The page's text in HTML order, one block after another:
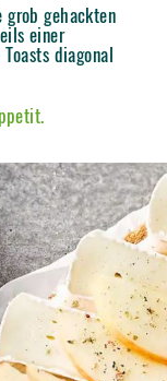
gehackten
einer
diagonal